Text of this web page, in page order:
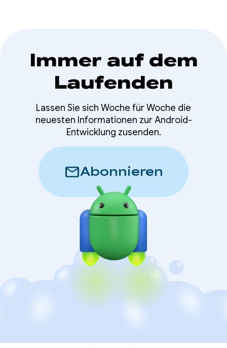
Immer auf dem
Laufenden
Lassen Sie sich Woche für Woche die
neuesten Informationen zur Android-
Entwicklung zusenden.
mailAbonnieren